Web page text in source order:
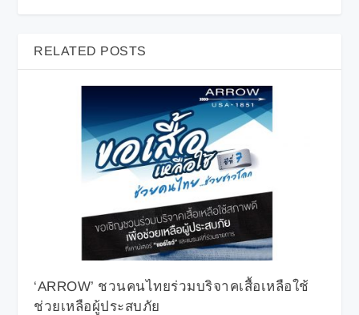
RELATED POSTS
‘ARROW’ ชวนคนไทยร่วมบริจาคเสื้อเหลือใช้
ช่วยเหลือผู้ประสบภัย